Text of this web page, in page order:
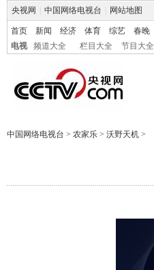
央视网 中国网络电视台 网站地图
首页 新闻 经济 体育 综艺 春晚
电视
频道大全 栏目大全 节目大全
中国网络电视台 > 农家乐 > 沃野天机 >